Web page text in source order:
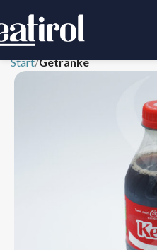
Start Getränke